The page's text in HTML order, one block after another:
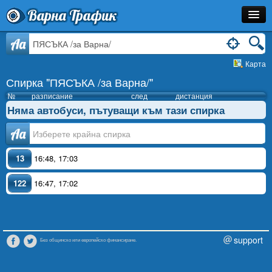
Варна Трафик
Спирка
Разписание
Как Да Стигна?
Инфо
Aa
Карта
Спирка "ПЯСЪКА /за Варна/"
№ разписание след дистанция
Няма автобуси, пътуващи към тази спирка
Аа
13 16:48, 17:03
122 16:47, 17:02
Без общинско или европейско финансиране. support